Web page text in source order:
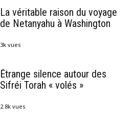
La véritable raison du voyage
de Netanyahu à Washington
3k vues
Étrange silence autour des
Sifréi Torah « volés »
2.8k vues